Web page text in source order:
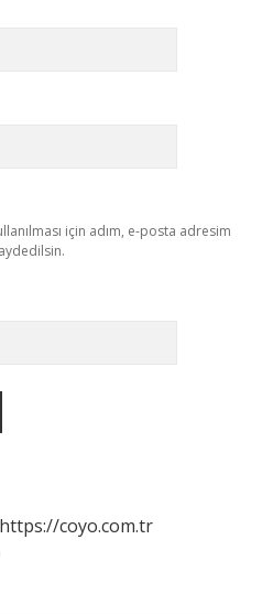
için adım, e-posta adresim
https://coyo.com.tr